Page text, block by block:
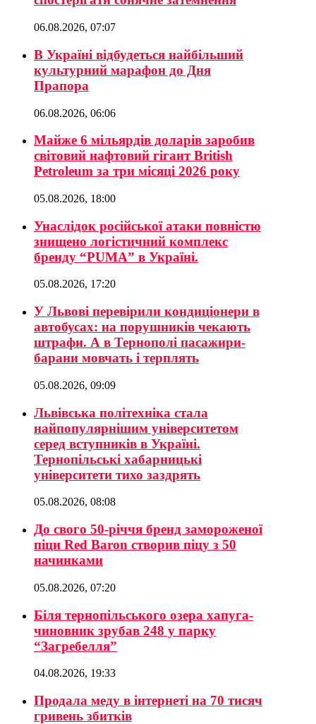
06.08.2026, 07:07
В Україні відбудеться найбільший
культурний марафон до Дня
Прапора
06.08.2026, 06:06
Майже 6 мільярдів доларів заробив
світовий нафтовий гігант British
Petroleum за три місяці 2026 року
05.08.2026, 18:00
Унаслідок російської атаки повністю
знищено логістичний комплекс
бренду “PUMA” в Україні.
05.08.2026, 17:20
У Львові перевірили кондиціонери в
автобусах: на порушників чекають
штрафи. А в Тернополі пасажири-
барани мовчать і терплять
05.08.2026, 09:09
Львівська політехніка стала
найпопулярнішим університетом
серед вступників в Україні.
Тернопільські хабарницькі
університети тихо заздрять
05.08.2026, 08:08
До свого 50-річчя бренд замороженої
піци Red Baron створив піцу з 50
начинками
05.08.2026, 07:20
Біля тернопільського озера хапуга-
чиновник зрубав 248 у парку
“Загребелля”
04.08.2026, 19:33
Продала меду в інтернеті на 70 тисяч
гривень збитків